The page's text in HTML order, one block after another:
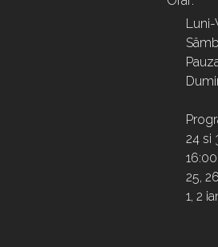
24 si
16:00
25,
1, 2